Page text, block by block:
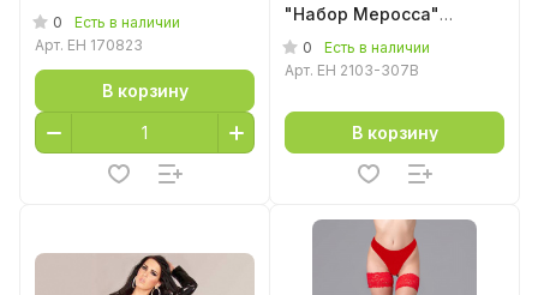
0
Есть в наличии
Арт. EH 170823
В корзину
"Набор Меросса"
("Merossa Set"), черный
0
Есть в наличии
Арт. EH 2103-307B
В корзину